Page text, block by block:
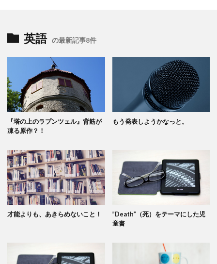
英語 の最新記事8件
『塔の上のラプンツェル』背筋が
凍る原作？！
もう発表しようかなっと。
才能よりも、あきらめないこと！
”Death”（死）をテーマにした児
童書